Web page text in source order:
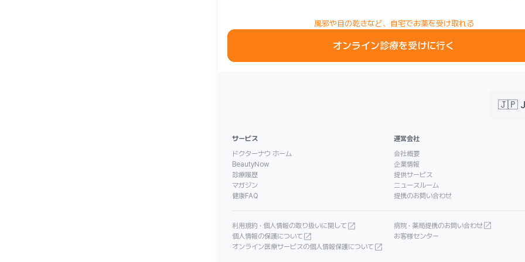
風邪や目の乾きなど、自宅でお薬を受け取れる
オンライン診療を受けに行く
🇯🇵
サービス
ドクターナウ ホーム
BeautyNow
診療履歴
マガジン
健康FAQ
運営会社
会社概要
企業情報
提供サービス
ニュースルーム
提携のお問い合わせ
利用規約 · 個人情報の取り扱いに関して
個人情報の保護について
オンライン医療サービスの個人情報保護について
病院 · 薬局提携のお問い合わせ
お客様センター